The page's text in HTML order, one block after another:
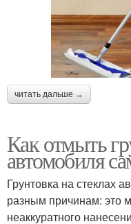
читать дальше →
Как отмыть
автомобиля
Грунтовка на стеклах
разным причинам: это
неаккуратного